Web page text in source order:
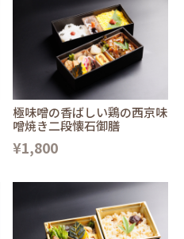
極味噌の香ばしい鶏の西京味
噌焼き二段懐石御膳
¥1,800